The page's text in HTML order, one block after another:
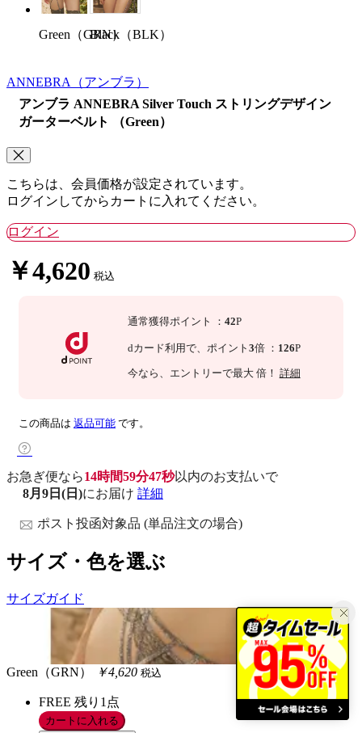
Green（GRN）Black（BLK）
ANNEBRA （アンブラ）
アンブラ ANNEBRA Silver Touch ストリングデザイン
ガーターベルト （Green）
こちらは、会員価格が設定されています。
ログインしてからカートに入れてください。
ログイン
￥4,620 税込
通常獲得ポイント ： 42P
dカード利用で、 ポイント 3倍 ： 126P
今なら 、エントリーで最大 倍！ 詳細
この商品は 返品可能 です。
お急ぎ便なら14時間59分46秒以内のお支払いで
8月9日(日)にお届け 詳細
ポスト投函対象品 (単品注文の場合)
サイズ・色を選ぶ
サイズガイド
Green（GRN） ￥4,620 税込
FREE 残り1点
カートに入れる